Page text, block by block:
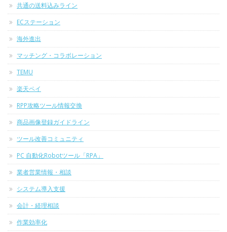
共通の送料込みライン
ECステーション
海外進出
マッチング・コラボレーション
TEMU
楽天ペイ
RPP攻略ツール情報交換
商品画像登録ガイドライン
ツール改善コミュニティ
PC 自動化Robotツール「RPA」
業者営業情報・相談
システム導入支援
会計・経理相談
作業効率化